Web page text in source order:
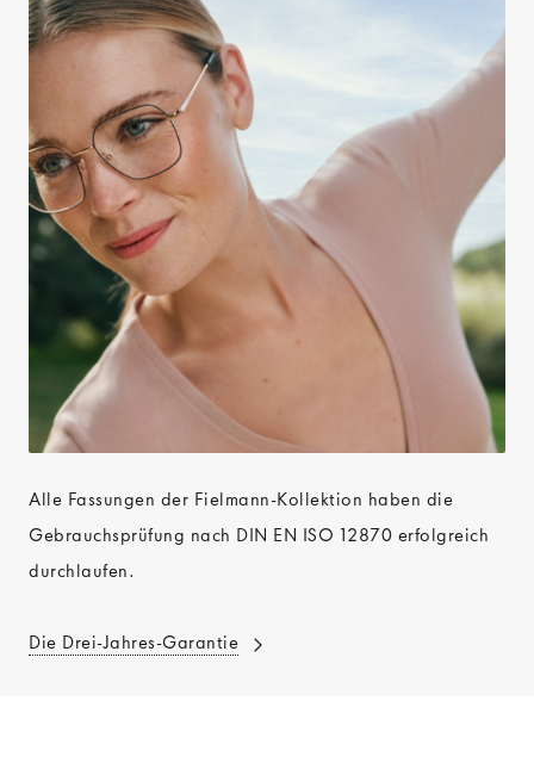
Alle Fassungen der Fielmann-Kollektion haben die
Gebrauchsprüfung nach DIN EN ISO 12870 erfolgreich
durchlaufen.
Die Drei-Jahres-Garantie